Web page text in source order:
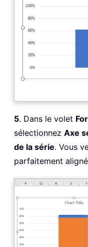
5. Dans le volet
sélectionnez Axe
de la série. Vous
parfaitement